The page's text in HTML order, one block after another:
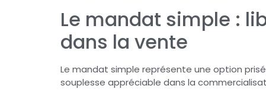
Le mandat simple :
dans la vente
Le mandat simple représente une option
souplesse appréciable dans la